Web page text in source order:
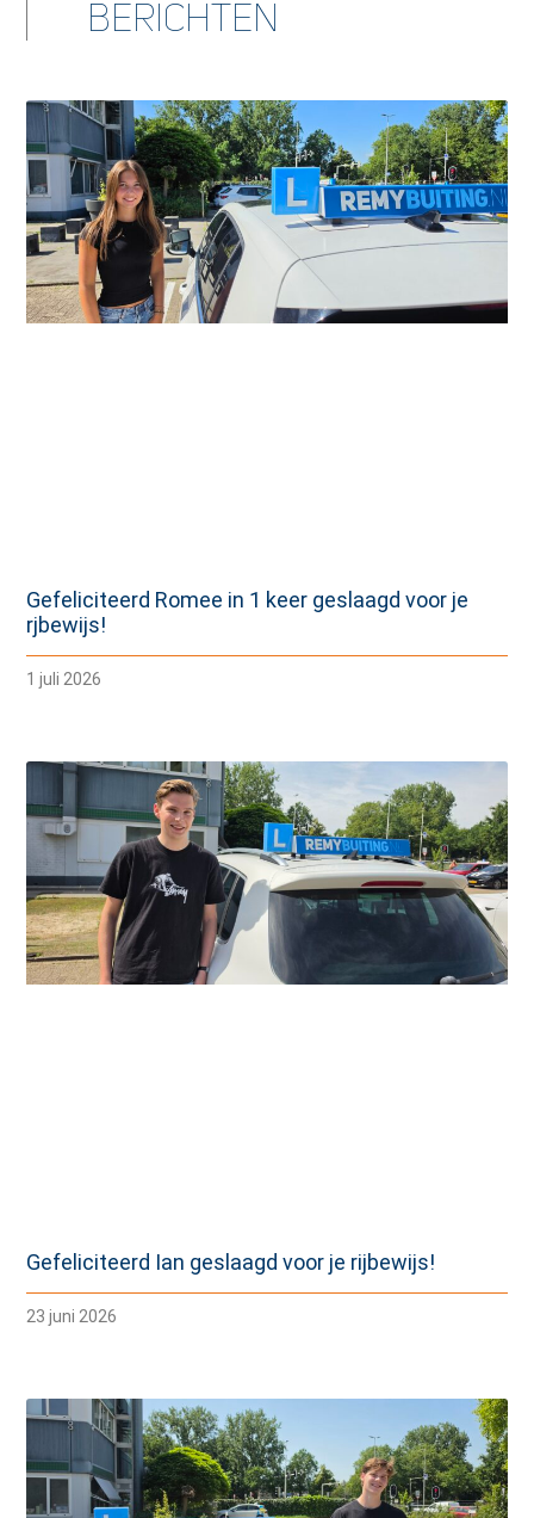
berichten
Gefeliciteerd Romee in 1 keer geslaagd voor je
rjbewijs!
1 juli 2026
Gefeliciteerd Ian geslaagd voor je rijbewijs!
23 juni 2026